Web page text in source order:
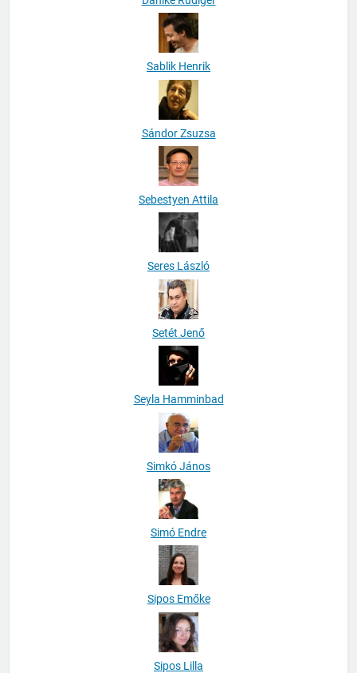
Sablik Henrik
Sándor Zsuzsa
Sebestyen Attila
Seres László
Setét Jenő
Seyla Hamminbad
Simkó János
Simó Endre
Sipos Emőke
Sipos Lilla